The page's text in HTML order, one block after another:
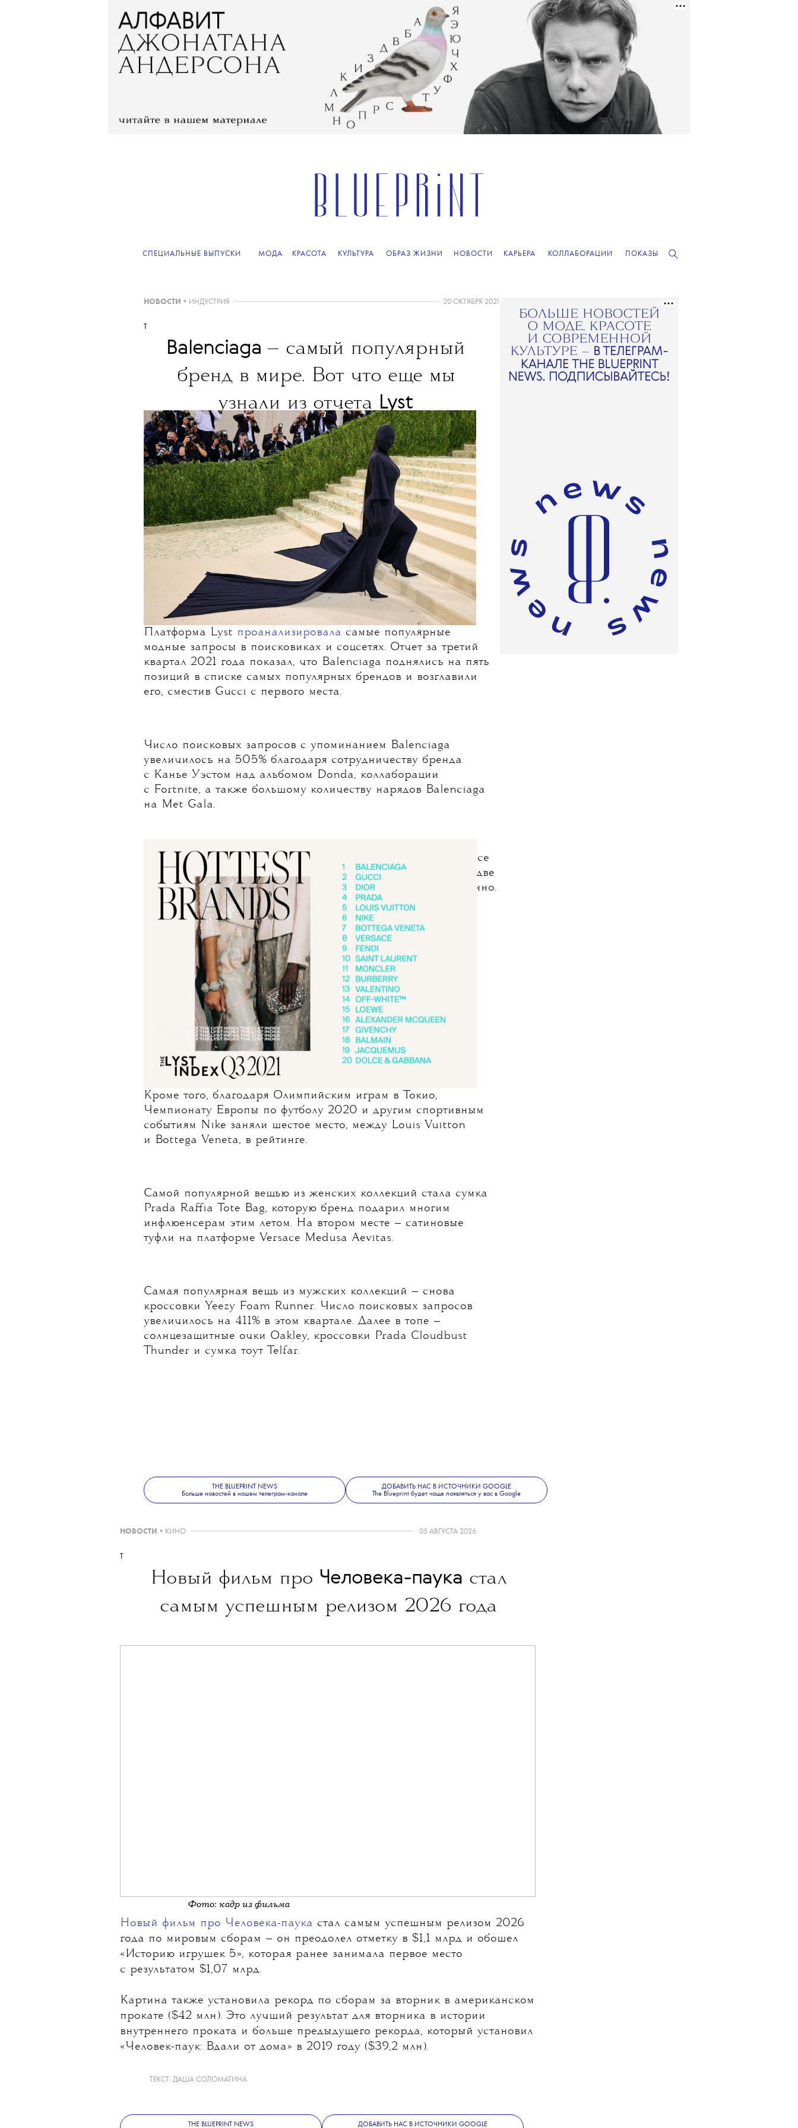
СПЕЦИАЛЬНЫЕ ВЫПУСКИ МОДА КРАСОТА КУЛЬТУРА ОБРАЗ ЖИЗНИ НОВОСТИ КАРЬЕРА КОЛЛАБОРАЦИИ ПОКАЗЫ
НОВОСТИ • ИНДУСТРИЯ 20 ОКТЯБРЯ 2021
Balenciaga — самый популярный
бренд в мире. Вот что еще мы
узнали из отчета Lyst
Платформа Lyst проанализировала самые популярные
модные запросы в поисковиках и соцсетях. Отчет за третий
квартал 2021 года показал, что Balenciaga поднялись на пять
позиций в списке самых популярных брендов и возглавили
его, сместив Gucci с первого места.
Число поисковых запросов с упоминанием Balenciaga
увеличилось на 505% благодаря сотрудничеству бренда
с Канье Уэстом над альбомом Donda, коллаборации
с Fortnite, а также большому количеству нарядов Balenciaga
на Met Gala.
Также, коллаборация Versace и Fendi под названием Fendace
на Неделе моды в Милане помогла брендам подняться на две
строчки — они заняли восьмое и девятое место соответственно.
Кроме того, благодаря Олимпийским играм в Токио,
Чемпионату Европы по футболу 2020 и другим спортивным
событиям Nike заняли шестое место, между Louis Vuitton
и Bottega Veneta, в рейтинге.
Самой популярной вещью из женских коллекций стала сумка
Prada Raffia Tote Bag, которую бренд подарил многим
инфлюенсерам этим летом. На втором месте — сатиновые
туфли на платформе Versace Medusa Aevitas.
Самая популярная вещь из мужских коллекций — снова
кроссовки Yeezy Foam Runner. Число поисковых запросов
увеличилось на 411% в этом квартале. Далее в топе —
солнцезащитные очки Oakley, кроссовки Prada Cloudbust
Thunder и сумка тоут Telfar.
THE BLUEPRINT NEWS
Больше новостей в нашем телеграм-канале
ДОБАВИТЬ НАС В ИСТОЧНИКИ GOOGLE
The Blueprint будет чаще появляться у вас в Google
НОВОСТИ • КИНО 05 АВГУСТА 2026
Новый фильм про Человека-паука стал
самым успешным релизом 2026 года
Фото: кадр из фильма
Новый фильм про Человека-паука стал самым успешным релизом 2026
года по мировым сборам — он преодолел отметку в $1,1 млрд и обошел
«Историю игрушек 5», которая ранее занимала первое место
с результатом $1,07 млрд.
Картина также установила рекорд по сборам за вторник в американском
прокате ($42 млн). Это лучший результат для вторника в истории
внутреннего проката и больше предыдущего рекорда, который установил
«Человек-паук: Вдали от дома» в 2019 году ($39,2 млн).
ТЕКСТ: ДАША СОЛОМАТИНА
THE BLUEPRINT NEWS
ДОБАВИТЬ НАС В ИСТОЧНИКИ GOOGLE